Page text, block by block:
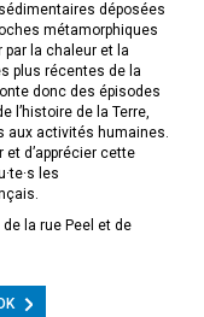
déposées
métamorphiques
la chaleur et la
plus récentes de la
donc des épisodes
l’histoire de la Terre,
aux activités humaines.
d’apprécier cette
les
la rue Peel et de